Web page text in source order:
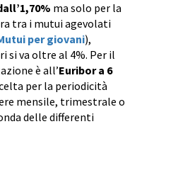
ma solo per la
tra i mutui agevolati
per giovani),
si va oltre al 4%. Per il
è all’Euribor a 6
per la periodicità
mensile, trimestrale o
delle differenti